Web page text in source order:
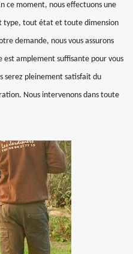
ce moment, nous effectuons une
tout état et toute dimension
demande, nous vous assurons
amplement suffisante pour vous
serez pleinement satisfait du
Nous intervenons dans toute